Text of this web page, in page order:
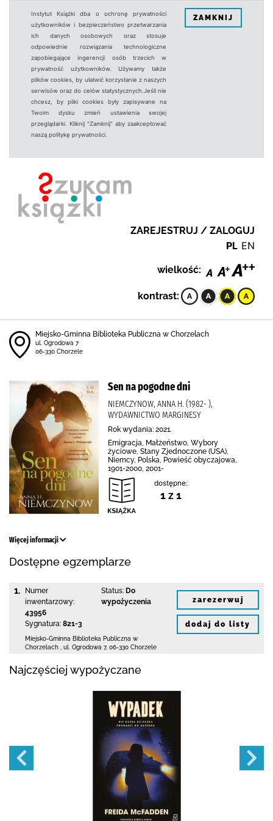
Instytut Książki dba o ochronę prywatności
użytkowników i bezpieczeństwo przetwarzania
ich danych osobowych oraz stosuje
odpowiednie rozwiązania technologiczne
zapobiegające ingerencji osób trzecich w
prywatność użytkowników. Używamy także
plików cookies, by ułatwić korzystanie z naszych
serwisów oraz do celów statystycznych.Jeśli nie
chcesz, by pliki cookies były zapisywane na
Twoim dysku zmień ustawienia swojej
przeglądarki. Kliknij "Zamknij" aby zaakceptować
naszą politykę prywatności.
ZAMKNIJ
ZAREJESTRUJ / ZALOGUJ
PL EN
wielkość:
kontrast:
Miejsko-Gminna Biblioteka Publiczna w Chorzelach
ul. Ogrodowa 7
06-330 Chorzele
Sen na pogodne dni
NIEMCZYNOW, ANNA H. (1982- ),
WYDAWNICTWO MARGINESY
Rok wydania: 2021.
Emigracja, Małżeństwo, Wybory
życiowe, Stany Zjednoczone (USA),
Niemcy, Polska, Powieść obyczajowa,
1901-2000, 2001-
dostępne:
1 z 1
Więcej informacji
Dostępne egzemplarze
1.
Numer
inwentarzowy:
43956
Sygnatura: 821-3
Status: Do
wypożyczenia
Miejsko-Gminna Biblioteka Publiczna w
Chorzelach
ul. Ogrodowa 7, 06-330 Chorzele
zarezerwuj
dodaj do listy
Najczęściej wypożyczane